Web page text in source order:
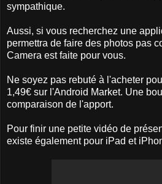
sympathique.
Aussi, si vous recherchez une
permettra de faire des photos pas
Camera est faite pour vous.
Ne soyez pas rebuté à l'acheter
1,49€ sur l'Android Market. Une
comparaison de l'apport.
Pour finir une petite vidéo de
existe également pour iPad et